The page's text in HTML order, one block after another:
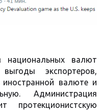
национальных валют
экспортеров,
валюте и
Администрация
протекционистскую